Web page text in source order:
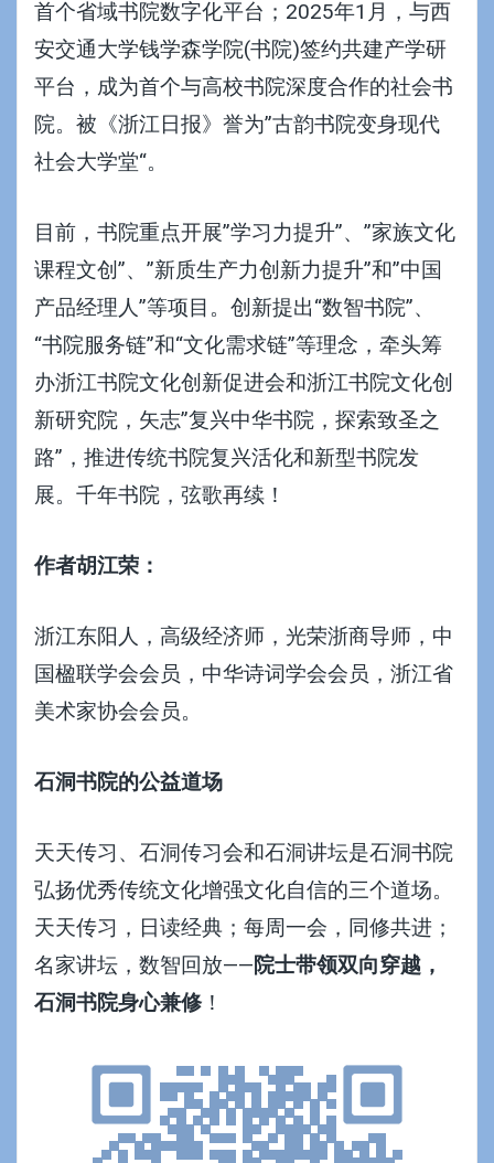
首个省域书院数字化平台；2025年1月，与西
安交通大学钱学森学院(书院)签约共建产学研
平台，成为首个与高校书院深度合作的社会书
院。被《浙江日报》誉为”古韵书院变身现代
社会大学堂“。
目前，书院重点开展”学习力提升”、”家族文化
课程文创”、”新质生产力创新力提升”和”中国
产品经理人”等项目。创新提出“数智书院”、
“书院服务链”和“文化需求链”等理念，牵头筹
办浙江书院文化创新促进会和浙江书院文化创
新研究院，矢志”复兴中华书院，探索致圣之
路”，推进传统书院复兴活化和新型书院发
展。千年书院，弦歌再续！
作者胡江荣：
浙江东阳人，高级经济师，光荣浙商导师，中
国楹联学会会员，中华诗词学会会员，浙江省
美术家协会会员。
石洞书院的公益道场
天天传习、 石洞传习会和石洞讲坛是石洞书院
弘扬优秀传统文化增强文化自信的三个道场。
天天传习，日读经典；每周一会，同修共进；
名家讲坛，数智回放——院士带领双向穿越，
石洞书院身心兼修 ！